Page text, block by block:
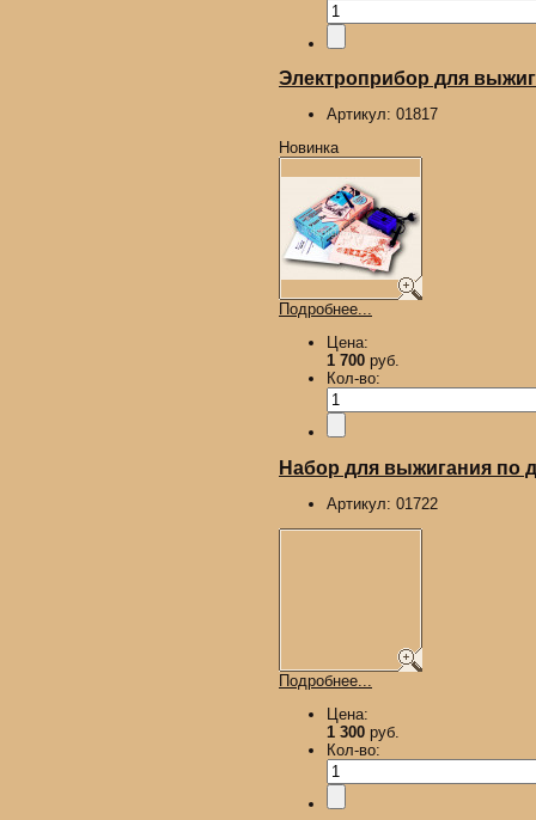
Электроприбор для
Артикул: 01817
Новинка
Подробнее...
Цена:
1 700 руб.
Кол-во:
Набор для выжигания по
Артикул: 01722
Подробнее...
Цена:
1 300 руб.
Кол-во: